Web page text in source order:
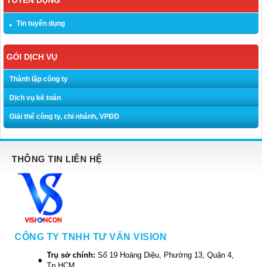
Tin tuyển dụng
GÓI DỊCH VỤ
Thành lập công ty
Dịch vụ kế toán
Giải thể công ty, chi nhánh, VPĐD
THÔNG TIN LIÊN HỆ
CÔNG TY TNHH TƯ VẤN VISION
Trụ sở chính: Số 19 Hoàng Diệu, Phường 13, Quận 4,